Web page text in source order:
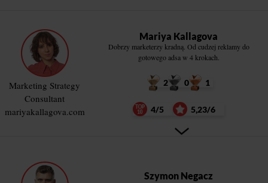
Marketing Strategy
Consultant
mariyakallagova.com
Mariya Kallagova
Dobrzy marketerzy kradną. Od cudzej reklamy do
gotowego adsa w 4 krokach.
2 0 1
4/5 5,23/6
Szymon Negacz